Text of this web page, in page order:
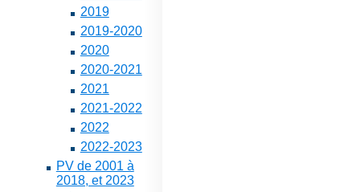
2019
2019-2020
2020
2020-2021
2021
2021-2022
2022
2022-2023
PV de 2001 à
2018, et 2023